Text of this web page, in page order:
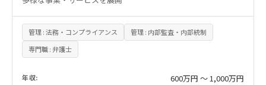
管理 : 法務・コンプライアンス
管理 : 内部監査・内部統制
専門職 : 弁護士
年収: 600万円 〜 1,000万円